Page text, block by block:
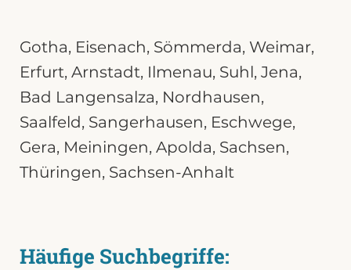
Gotha, Eisenach, Sömmerda, Weimar,
Erfurt, Arnstadt, Ilmenau, Suhl, Jena,
Bad Langensalza, Nordhausen,
Saalfeld, Sangerhausen, Eschwege,
Gera, Meiningen, Apolda, Sachsen,
Thüringen, Sachsen-Anhalt
Häufige Suchbegriffe: